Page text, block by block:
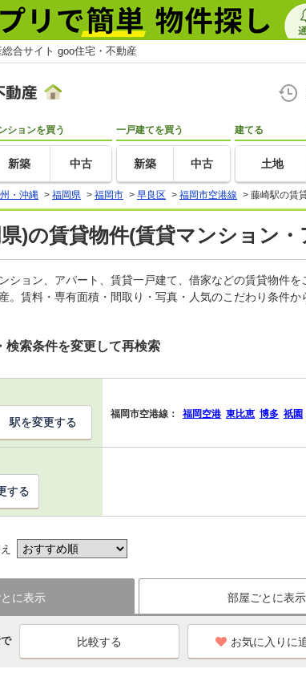
合サイト goo住宅・不動産
ションを買う
新築 中古
一戸建てを買う
新築 中古
建てる
土地
・沖縄 > 福岡県 > 福岡市 > 早良区 > 福岡市空港線 > 藤崎駅の賃
)の賃貸物件(賃貸マンション
ション、アパート、賃貸一戸建て、借家などの賃貸物件
。賃料・専有面積・間取り・写真・人気のこだわり条件
検索条件を変更して再検索
福岡市空港線： 福岡空港 東比恵 博多 祇園
駅を変更する
する
に表示 部屋ごとに表示
お気に入りに